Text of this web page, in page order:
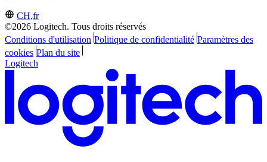
CH,fr
©2026 Logitech. Tous droits réservés
Conditions d'utilisation Politique de confidentialité Paramètres des
cookies Plan du site
Logitech